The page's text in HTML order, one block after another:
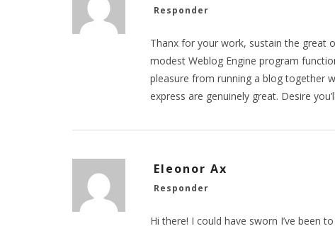
Responder
Thanx for your work, sustain the great
modest Weblog Engine program
pleasure from running a blog together
express are genuinely great. Desire
Eleonor Ax
Responder
Hi there! I could have sworn I’ve been